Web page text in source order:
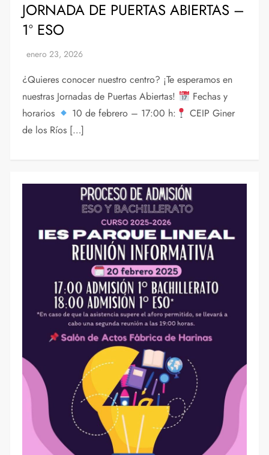
JORNADA DE PUERTAS ABIERTAS –
1º ESO
¿Quieres conocer nuestro centro? ¡Te esperamos en
nuestras Jornadas de Puertas Abiertas!
Fechas y
horarios
10 de febrero – 17:00 h:
CEIP Giner
de los Ríos […]